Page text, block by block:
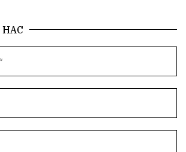
Вода Мир
Катастрофа демокрация
КултурноНаследство
НАС